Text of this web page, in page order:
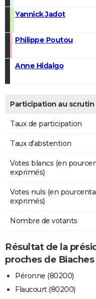
Yannick Jadot
Philippe Poutou
Anne Hidalgo
Participation au scrutin
Taux de participation
Taux d'abstention
Votes blancs (en
exprimés)
Votes nuls (en
exprimés)
Nombre de votants
Résultat de la
proches de Biaches
Péronne (80200)
Flaucourt (80200)